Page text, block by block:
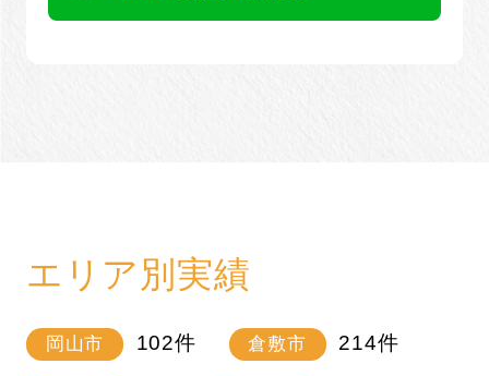
エリア別実績
岡山市 102件 倉敷市 214件